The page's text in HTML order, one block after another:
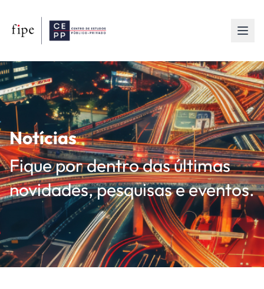
Notícias
Fique por dentro das últimas
novidades, pesquisas e eventos.